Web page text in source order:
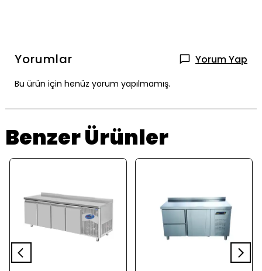
Yorumlar Yorum Yap
Bu ürün için henüz yorum yapılmamış.
Benzer Ürünler